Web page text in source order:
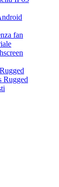
fan
Rugged